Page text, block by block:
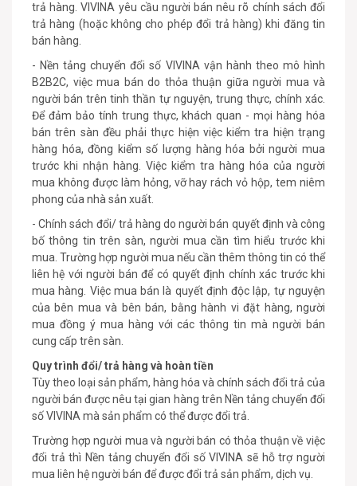
trả hàng. VIVINA yêu cầu người bán nêu rõ chính sách đổi
trả hàng (hoặc không cho phép đổi trả hàng) khi đăng tin
bán hàng.
- Nền tảng chuyển đổi số VIVINA vận hành theo mô hình
B2B2C, việc mua bán do thỏa thuận giữa người mua và
người bán trên tinh thần tự nguyện, trung thực, chính xác.
Để đảm bảo tính trung thực, khách quan - mọi hàng hóa
bán trên sàn đều phải thực hiện việc kiểm tra hiện trạng
hàng hóa, đồng kiểm số lượng hàng hóa bởi người mua
trước khi nhận hàng. Việc kiểm tra hàng hóa của người
mua không được làm hỏng, vỡ hay rách vỏ hộp, tem niêm
phong của nhà sản xuất.
- Chính sách đổi/ trả hàng do người bán quyết định và công
bố thông tin trên sàn, người mua cần tìm hiểu trước khi
mua. Trường hợp người mua nếu cần thêm thông tin có thể
liên hệ với người bán để có quyết định chính xác trước khi
mua hàng. Việc mua bán là quyết định độc lập, tự nguyện
của bên mua và bên bán, bằng hành vi đặt hàng, người
mua đồng ý mua hàng với các thông tin mà người bán
cung cấp trên sàn.
Quy trình đổi/ trả hàng và hoàn tiền
Tùy theo loại sản phẩm, hàng hóa và chính sách đổi trả của
người bán được nêu tại gian hàng trên Nền tảng chuyển đổi
số VIVINA mà sản phẩm có thể được đổi trả.
Trường hợp người mua và người bán có thỏa thuận về việc
đổi trả thì Nền tảng chuyển đổi số VIVINA sẽ hỗ trợ người
mua liên hệ người bán để được đổi trả sản phẩm, dịch vụ.